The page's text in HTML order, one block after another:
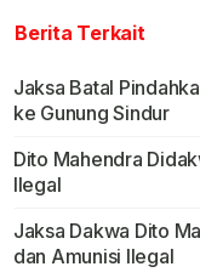
Berita Terkait
Jaksa Batal
ke Gunung Sindur
Dito Mahendra
Ilegal
Jaksa Dakwa Dito
dan Amunisi Ilegal